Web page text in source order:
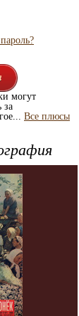
могут
за
Все плюсы